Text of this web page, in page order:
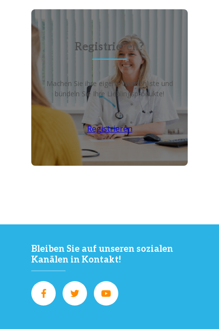
Registrieren?
Machen Sie ihre eigene Wunschliste und
bündeln Sie Ihre Lieblingsprodukte!
Registrieren
Bleiben Sie auf unseren sozialen
Kanälen in Kontakt!